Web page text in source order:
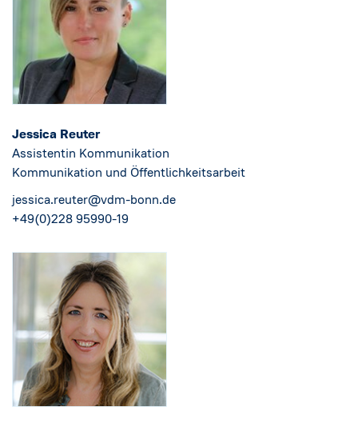
Jessica Reuter
Assistentin Kommunikation
Kommunikation und Öffentlichkeitsarbeit
jessica.reuter@vdm-bonn.de
+49(0)228 95990-19